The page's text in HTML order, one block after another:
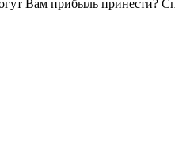
Вам прибыль принести?